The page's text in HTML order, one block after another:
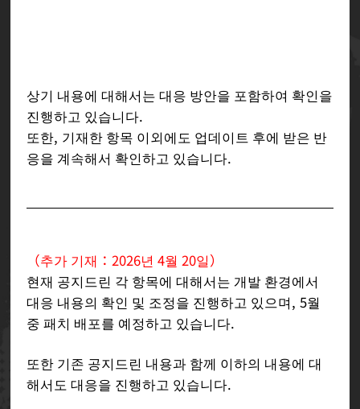
상기 내용에 대해서는 대응 방안을 포함하여 확인을
진행하고 있습니다.
또한, 기재한 항목 이외에도 업데이트 후에 받은 반
응을 계속해서 확인하고 있습니다.
（추가 기재：2026년 4월 20일）
현재 공지드린 각 항목에 대해서는 개발 환경에서
대응 내용의 확인 및 조정을 진행하고 있으며, 5월
중 패치 배포를 예정하고 있습니다.
또한 기존 공지드린 내용과 함께 이하의 내용에 대
해서도 대응을 진행하고 있습니다.